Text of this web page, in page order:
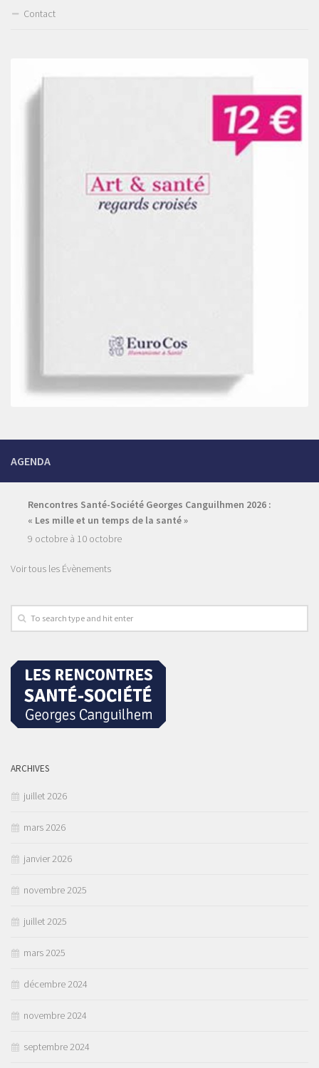
Contact
AGENDA
Rencontres Santé-Société Georges Canguilhmen 2026 :
« Les mille et un temps de la santé »
9 octobre à 10 octobre
Voir tous les Évènements
ARCHIVES
juillet 2026
mars 2026
janvier 2026
novembre 2025
juillet 2025
mars 2025
décembre 2024
novembre 2024
septembre 2024